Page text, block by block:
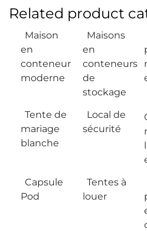
Related product
Maison
en
conteneur
moderne
Maisons
en
conteneurs
de
stockage
Tente de
mariage
blanche
Local de
sécurité
Capsule
Pod
Tentes à
louer